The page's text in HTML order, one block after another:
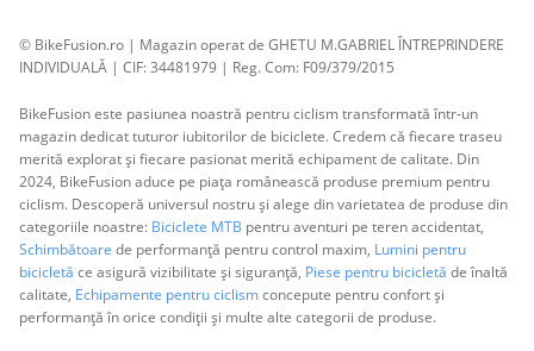
© BikeFusion.ro | Magazin operat de GHETU M.GABRIEL ÎNTREPRINDERE
INDIVIDUALĂ | CIF: 34481979 | Reg. Com: F09/379/2015
BikeFusion este pasiunea noastră pentru ciclism transformată într-un
magazin dedicat tuturor iubitorilor de biciclete. Credem că fiecare traseu
merită explorat și fiecare pasionat merită echipament de calitate. Din
2024, BikeFusion aduce pe piața românească produse premium pentru
ciclism. Descoperă universul nostru și alege din varietatea de produse din
categoriile noastre: Biciclete MTB pentru aventuri pe teren accidentat,
Schimbătoare de performanță pentru control maxim, Lumini pentru
bicicletă ce asigură vizibilitate și siguranță, Piese pentru bicicletă de înaltă
calitate, Echipamente pentru ciclismconcepute pentru confort și
performanță în orice condiții și multe alte categorii de produse.